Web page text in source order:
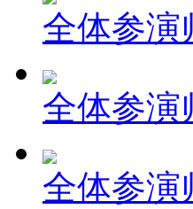
全体参演
全体参演
全体参演